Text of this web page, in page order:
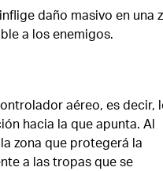
daño masivo en una
a los enemigos.
aéreo, es decir,
hacia la que apunta. Al
zona que protegerá la
a las tropas que se